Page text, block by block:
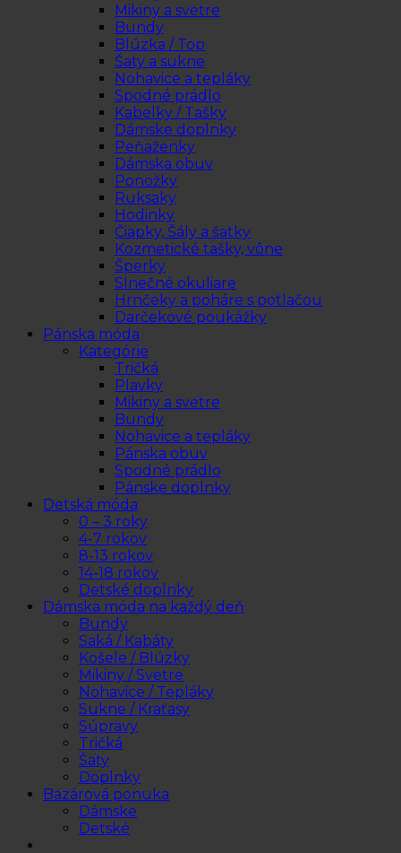
Mikiny a svetre
Bundy
Blúzka / Top
Šaty a sukne
Nohavice a tepláky
Spodné prádlo
Kabelky / Tašky
Dámske doplnky
Peňaženky
Dámska obuv
Ponožky
Ruksaky
Hodinky
Čiapky, Šály a šatky
Kozmetické tašky, vône
Šperky
Slnečné okuliare
Hrnčeky a poháre s potlačou
Darčekové poukážky
Pánska móda
Kategórie
Tričká
Plavky
Mikiny a svetre
Bundy
Nohavice a tepláky
Pánska obuv
Spodné prádlo
Pánske doplnky
Detská móda
0 – 3 roky
4-7 rokov
8-13 rokov
14-18 rokov
Detské doplnky
Dámska móda na každý deň
Bundy
Saká / Kabáty
Košele / Blúzky
Mikiny / Svetre
Nohavice / Tepláky
Sukne / Kraťasy
Súpravy
Tričká
Šaty
Doplnky
Bazárová ponuka
Dámske
Detské